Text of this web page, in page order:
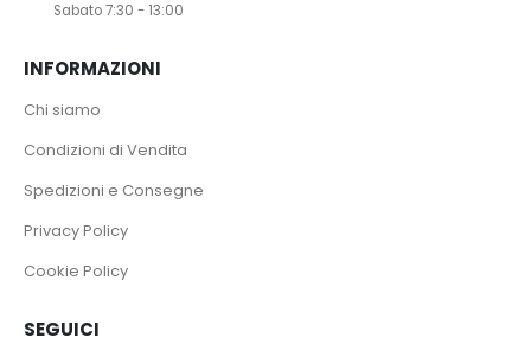
Sabato 7:30 - 13:00
INFORMAZIONI
Chi siamo
Condizioni di Vendita
Spedizioni e Consegne
Privacy Policy
Cookie Policy
SEGUICI